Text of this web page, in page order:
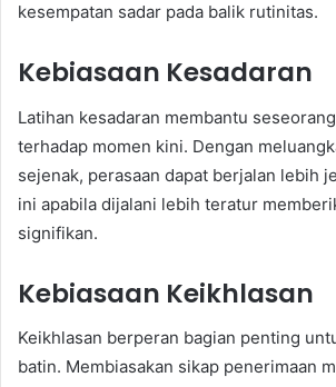
kesempatan sadar pada balik rutinitas.
Kebiasaan Kesadaran
Latihan kesadaran membantu
terhadap momen kini. Dengan
sejenak, perasaan dapat berjalan lebih
ini apabila dijalani lebih teratur
signifikan.
Kebiasaan Keikhlasan
Keikhlasan berperan bagian penting
batin. Membiasakan sikap penerimaan